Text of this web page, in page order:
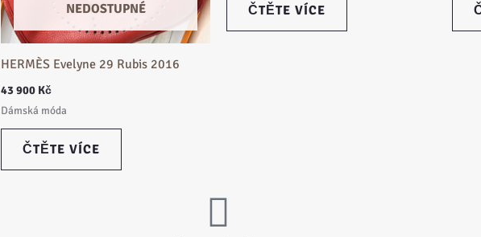
NEDOSTUPNÉ
HERMÈS Evelyne 29 Rubis 2016
43 900 Kč
Dámská móda
ČTĚTE VÍCE
ČTĚTE VÍCE